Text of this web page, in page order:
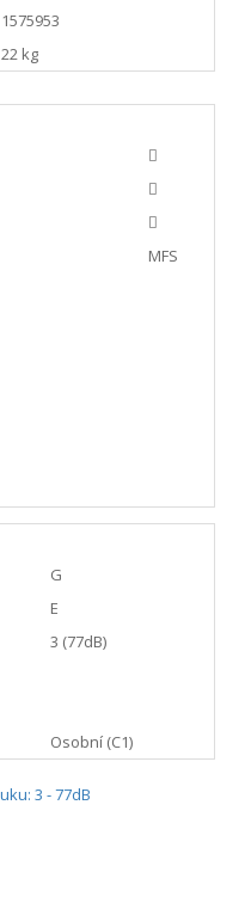
1575953
22 kg
MFS
G
E
3 (77dB)
Osobní (C1)